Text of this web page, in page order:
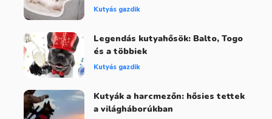
Kutyás gazdik
Legendás kutyahősök: Balto, Togo
és a többiek
Kutyás gazdik
Kutyák a harcmezőn: hősies tettek
a világháborúkban